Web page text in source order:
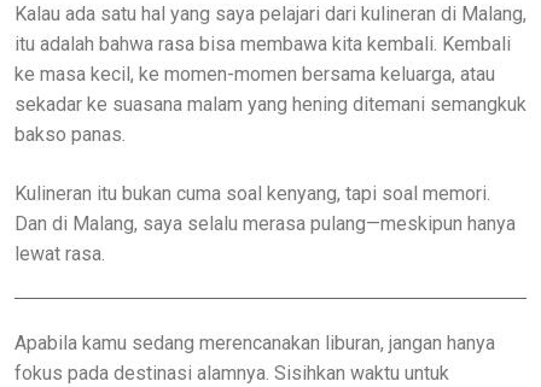
Kalau ada satu hal yang saya pelajari dari kulineran di Malang,
itu adalah bahwa rasa bisa membawa kita kembali. Kembali
ke masa kecil, ke momen-momen bersama keluarga, atau
sekadar ke suasana malam yang hening ditemani semangkuk
bakso panas.
Kulineran itu bukan cuma soal kenyang, tapi soal memori.
Dan di Malang, saya selalu merasa pulang—meskipun hanya
lewat rasa.
Apabila kamu sedang merencanakan liburan, jangan hanya
fokus pada destinasi alamnya. Sisihkan waktu untuk